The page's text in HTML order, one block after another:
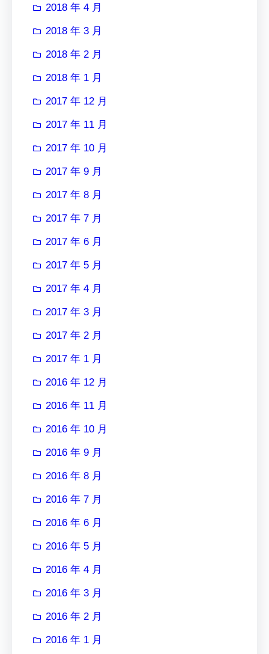
2018 年 4 月
2018 年 3 月
2018 年 2 月
2018 年 1 月
2017 年 12 月
2017 年 11 月
2017 年 10 月
2017 年 9 月
2017 年 8 月
2017 年 7 月
2017 年 6 月
2017 年 5 月
2017 年 4 月
2017 年 3 月
2017 年 2 月
2017 年 1 月
2016 年 12 月
2016 年 11 月
2016 年 10 月
2016 年 9 月
2016 年 8 月
2016 年 7 月
2016 年 6 月
2016 年 5 月
2016 年 4 月
2016 年 3 月
2016 年 2 月
2016 年 1 月